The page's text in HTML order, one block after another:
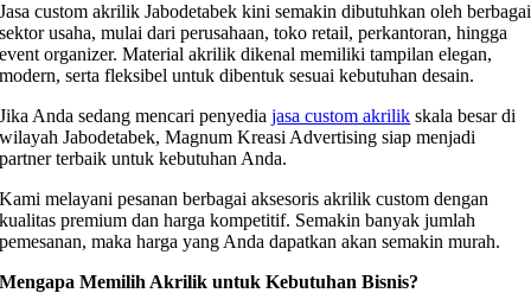
Jasa custom akrilik Jabodetabek kini semakin dibutuhkan oleh berbagai
sektor usaha, mulai dari perusahaan, toko retail, perkantoran, hingga
event organizer. Material akrilik dikenal memiliki tampilan elegan,
modern, serta fleksibel untuk dibentuk sesuai kebutuhan desain.
Jika Anda sedang mencari penyediajasa custom akrilik skala besar di
wilayah Jabodetabek, Magnum Kreasi Advertising siap menjadi
partner terbaik untuk kebutuhan Anda.
Kami melayani pesanan berbagai aksesoris akrilik custom dengan
kualitas premium dan harga kompetitif. Semakin banyak jumlah
pemesanan, maka harga yang Anda dapatkan akan semakin murah.
Mengapa Memilih Akrilik untuk Kebutuhan Bisnis?